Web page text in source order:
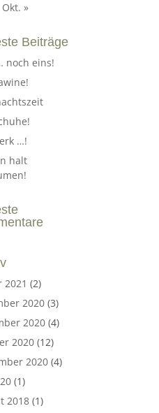
Okt. »
Beiträge
noch eins!
…!
halt
2021 (2)
2020 (3)
2020 (4)
2020 (12)
2020 (4)
(1)
2018 (1)